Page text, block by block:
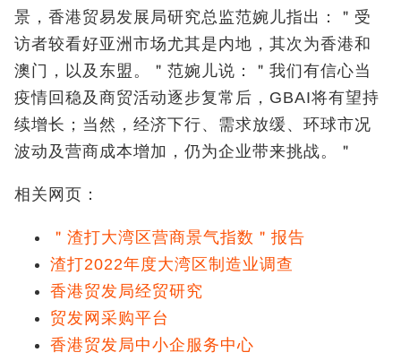
景，香港贸易发展局研究总监范婉儿指出：＂受
访者较看好亚洲市场尤其是内地，其次为香港和
澳门，以及东盟。＂范婉儿说：＂我们有信心当
疫情回稳及商贸活动逐步复常后，GBAI将有望持
续增长；当然，经济下行、需求放缓、环球市况
波动及营商成本增加，仍为企业带来挑战。＂
相关网页：
＂渣打大湾区营商景气指数＂报告
渣打2022年度大湾区制造业调查
香港贸发局经贸研究
贸发网采购平台
香港贸发局中小企服务中心